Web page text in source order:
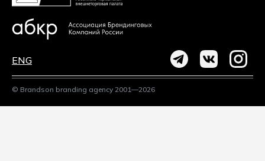
ENG
© Brandson branding agency 2001—2026